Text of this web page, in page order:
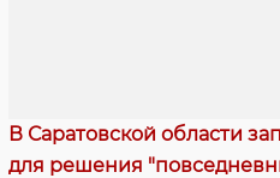
В Саратовской области
для решения